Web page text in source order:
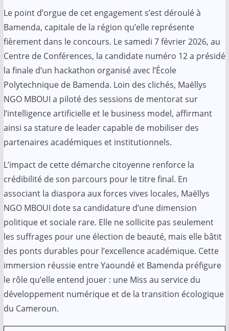
Le point d’orgue de cet engagement s’est déroulé à
Bamenda, capitale de la région qu’elle représente
fièrement dans le concours. Le samedi 7 février 2026, au
Centre de Conférences, la candidate numéro 12 a présidé
la finale d’un hackathon organisé avec l’École
Polytechnique de Bamenda. Loin des clichés, Maëllys
NGO MBOUI a piloté des sessions de mentorat sur
l’intelligence artificielle et le business model, affirmant
ainsi sa stature de leader capable de mobiliser des
partenaires académiques et institutionnels.
L’impact de cette démarche citoyenne renforce la
crédibilité de son parcours pour le titre final. En
associant la diaspora aux forces vives locales, Maëllys
NGO MBOUI dote sa candidature d’une dimension
politique et sociale rare. Elle ne sollicite pas seulement
les suffrages pour une élection de beauté, mais elle bâtit
des ponts durables pour l’excellence académique. Cette
immersion réussie entre Yaoundé et Bamenda préfigure
le rôle qu’elle entend jouer : une Miss au service du
développement numérique et de la transition écologique
du Cameroun.